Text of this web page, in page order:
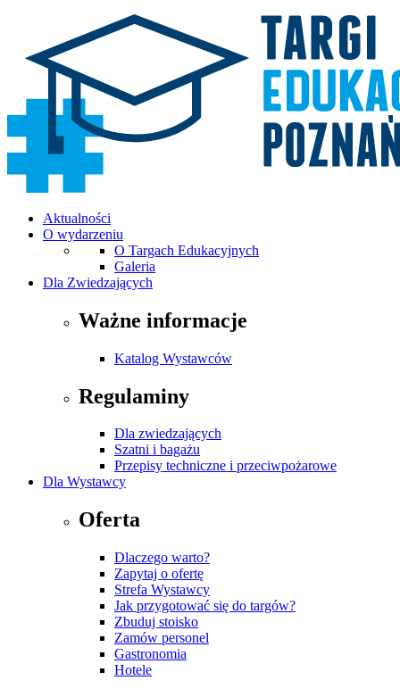
Aktualności
O wydarzeniu
O Targach Edukacyjnych
Galeria
Dla Zwiedzających
Ważne informacje
Katalog Wystawców
Regulaminy
Dla zwiedzających
Szatni i bagażu
Przepisy techniczne i przeciwpożarowe
Dla Wystawcy
Oferta
Dlaczego warto?
Zapytaj o ofertę
Strefa Wystawcy
Jak przygotować się do targów?
Zbuduj stoisko
Zamów personel
Gastronomia
Hotele